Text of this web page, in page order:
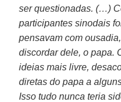
ser questionadas. (…)
participantes sinodais
pensavam com
discordar dele, o papa.
ideias mais livre,
diretas do papa a
Isso tudo nunca teria